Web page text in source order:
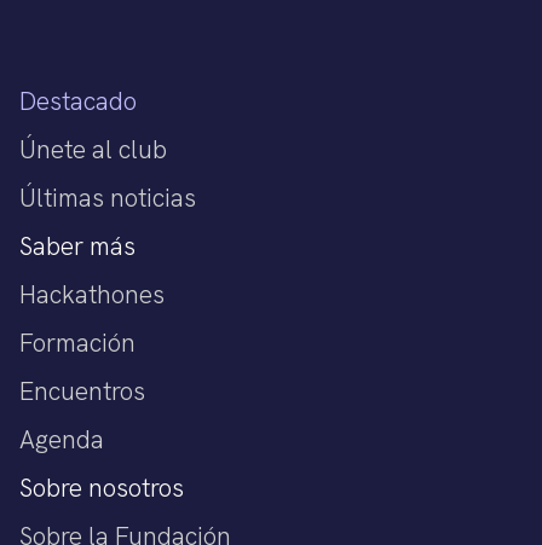
Destacado
Únete al club
Últimas noticias
Saber más
Hackathones
Formación
Encuentros
Agenda
Sobre nosotros
Sobre la Fundación